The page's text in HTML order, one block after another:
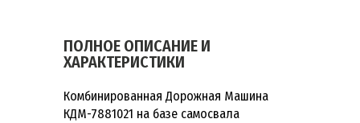
ПОЛНОЕ ОПИСАНИЕ И
ХАРАКТЕРИСТИКИ
Комбинированная Дорожная Машина
КДМ-7881021 на базе самосвала